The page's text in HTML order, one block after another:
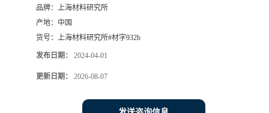
品牌： 上海材料研究所
产地： 中国
货号： 上海材料研究所#材字932b
发布日期： 2024-04-01
更新日期： 2026-08-07